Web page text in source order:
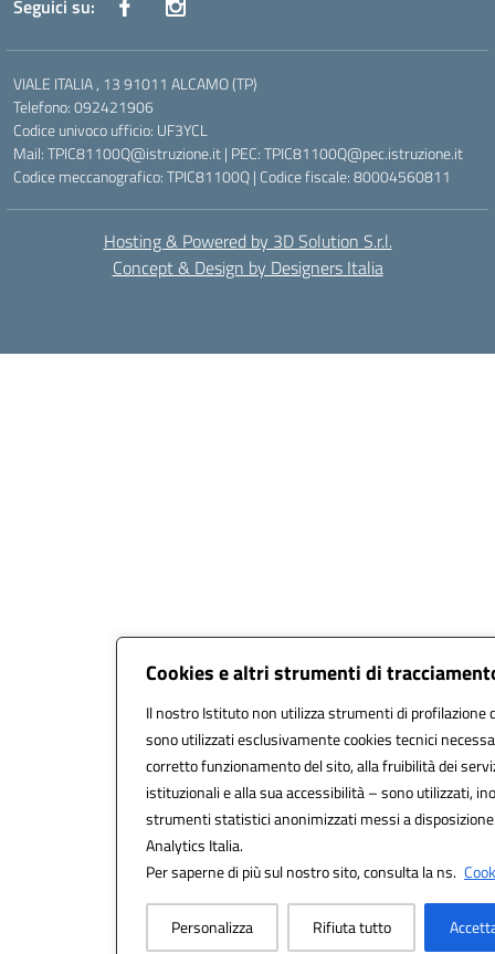
Cookies e altri strumenti di
Il nostro Istituto non utilizza strumenti di profilazione
sono utilizzati esclusivamente cookies tecnici
corretto funzionamento del sito, alla fruibilità dei
istituzionali e alla sua accessibilità – sono utilizzati,
strumenti statistici anonimizzati messi a disposizione
Analytics Italia.
Per saperne di più sul nostro sito, consulta la ns.
Personalizza Rifiuta tutto
Seguici su:
VIALE ITALIA , 13 91011 ALCAMO (TP)
Telefono: 092421906
Codice univoco ufficio: UF3YCL
Mail: TPIC81100Q@istruzione.it | PEC: TPIC81100Q@pec.istruzione.it
Codice meccanografico: TPIC81100Q | Codice fiscale: 80004560811
Hosting & Powered by 3D Solution S.r.l.
Concept & Design by Designers Italia